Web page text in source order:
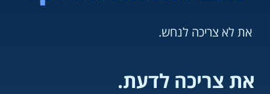
את לא צריכה לנחש.
את צריכה לדעת.